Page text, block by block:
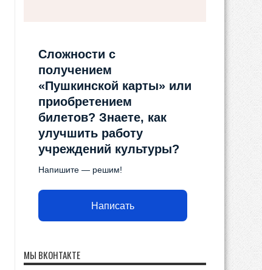
Сложности с
получением
«Пушкинской карты» или
приобретением
билетов? Знаете, как
улучшить работу
учреждений культуры?
Напишите — решим!
Написать
МЫ ВКОНТАКТЕ